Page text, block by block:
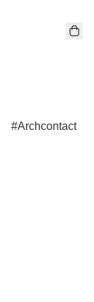
Archcontact